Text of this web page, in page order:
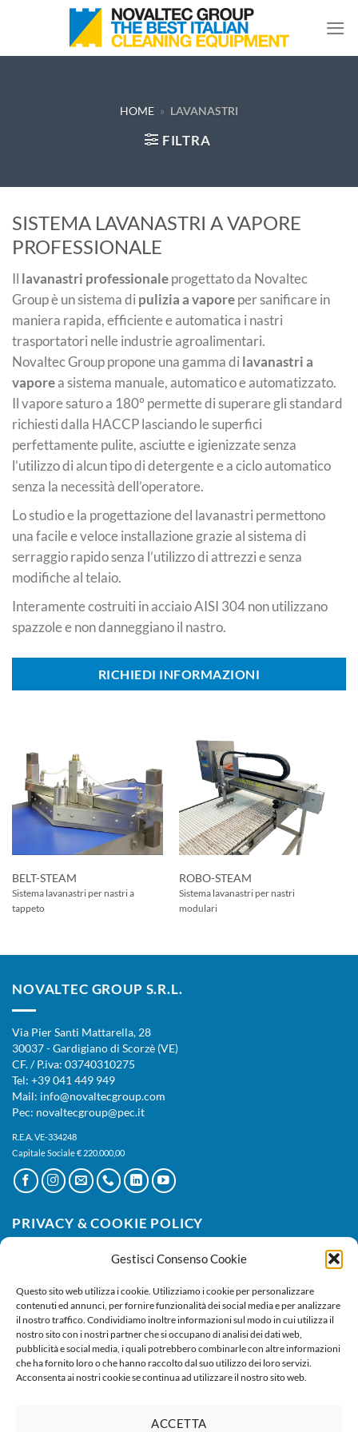
Gestisci Consenso Cookie
Questo sito web utilizza i cookie. Utilizziamo i cookie per personalizzare
contenuti ed annunci, per fornire funzionalità dei social media e per analizzare
il nostro traffico. Condividiamo inoltre informazioni sul modo in cui utilizza il
nostro sito con i nostri partner che si occupano di analisi dei dati web,
pubblicità e social media, i quali potrebbero combinarle con altre informazioni
che ha fornito loro o che hanno raccolto dal suo utilizzo dei loro servizi.
Acconsenta ai nostri cookie se continua ad utilizzare il nostro sito web.
ACCETTA
HOME » LAVANASTRI
FILTRA
SISTEMA LAVANASTRI A VAPORE
PROFESSIONALE
Il lavanastri professionaleprogettato da Novaltec
Group è un sistema di pulizia a vaporeper sanificare in
maniera rapida, efficiente e automatica i nastri
trasportatori nelle industrie agroalimentari.
Novaltec Group propone una gamma di lavanastri a
vaporea sistema manuale, automatico e automatizzato.
Il vapore saturo a 180° permette di superare gli standard
richiesti dalla HACCP lasciando le superfici
perfettamente pulite, asciutte e igienizzate senza
l’utilizzo di alcun tipo di detergente e a ciclo automatico
senza la necessità dell’operatore.
Lo studio e la progettazione del lavanastri permettono
una facile e veloce installazione grazie al sistema di
serraggio rapido senza l’utilizzo di attrezzi e senza
modifiche al telaio.
Interamente costruiti in acciaio AISI 304 non utilizzano
spazzole e non danneggiano il nastro.
RICHIEDI INFORMAZIONI
BELT-STEAM
Sistema lavanastri per nastri a
tappeto
ROBO-STEAM
Sistema lavanastri per nastri
modulari
NOVALTEC GROUP S.R.L.
Via Pier Santi Mattarella, 28
30037 - Gardigiano di Scorzè (VE)
CF. / P.iva: 03740310275
Tel: +39 041 449 949
Mail: info@novaltecgroup.com
Pec: novaltecgroup@pec.it
R.E.A. VE-334248
Capitale Sociale € 220.000,00
PRIVACY & COOKIE POLICY
Cookie Policy